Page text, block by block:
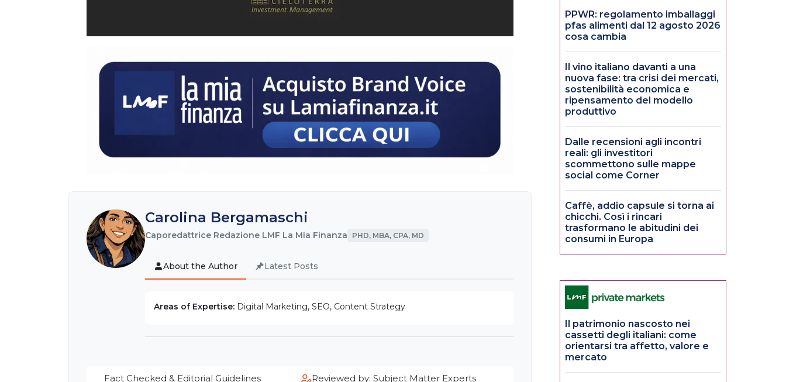
Carolina Bergamaschi
Caporedattrice Redazione LMF La Mia Finanza PHD, MBA, CPA, MD
About the Author Latest Posts
Areas of Expertise: Digital Marketing, SEO, Content Strategy
Fact Checked & Editorial Guidelines Reviewed by: Subject Matter Experts
PPWR: regolamento imballaggi
pfas alimenti dal 12 agosto 2026
cosa cambia
Il vino italiano davanti a una
nuova fase: tra crisi dei mercati,
sostenibilità economica e
ripensamento del modello
produttivo
Dalle recensioni agli incontri
reali: gli investitori
scommettono sulle mappe
social come Corner
Caffè, addio capsule si torna ai
chicchi. Così i rincari
trasformano le abitudini dei
consumi in Europa
Il patrimonio nascosto nei
cassetti degli italiani: come
orientarsi tra affetto, valore e
mercato